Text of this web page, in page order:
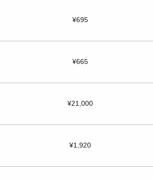
¥695
¥665
¥21,000
¥1,920